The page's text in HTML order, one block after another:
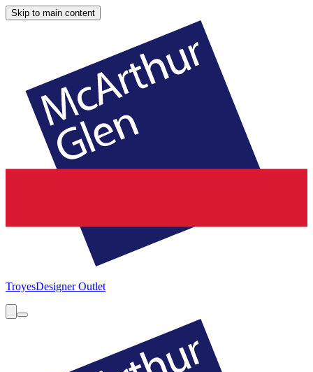
Skip to main content
TroyesDesigner Outlet